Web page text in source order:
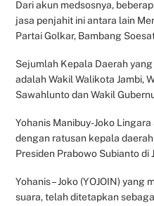
Dari akun medsosnya,
jasa penjahit ini antara lain
Partai Golkar, Bambang
Sejumlah Kepala Daerah
adalah Wakil Walikota Jambi,
Sawahlunto dan Wakil
Yohanis Manibuy-Joko
dengan ratusan kepala
Presiden Prabowo Subianto di
Yohanis – Joko (YOJOIN)
suara, telah ditetapkan